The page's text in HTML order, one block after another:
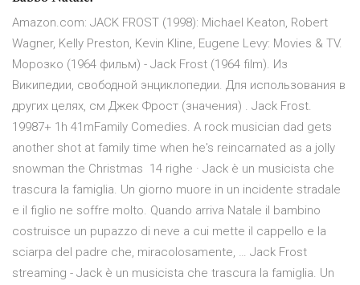
Amazon.com: JACK FROST (1998): Michael Keaton, Robert
Wagner, Kelly Preston, Kevin Kline, Eugene Levy: Movies & TV.
Морозко (1964 фильм) - Jack Frost (1964 film). Из
Википедии, свободной энциклопедии. Для использования в
других целях, см Джек Фрост (значения) . Jack Frost.
19987+ 1h 41mFamily Comedies. A rock musician dad gets
another shot at family time when he's reincarnated as a jolly
snowman the Christmas 14 righe · Jack è un musicista che
trascura la famiglia. Un giorno muore in un incidente stradale
e il figlio ne soffre molto. Quando arriva Natale il bambino
costruisce un pupazzo di neve a cui mette il cappello e la
sciarpa del padre che, miracolosamente, … Jack Frost
streaming - Jack è un musicista che trascura la famiglia. Un